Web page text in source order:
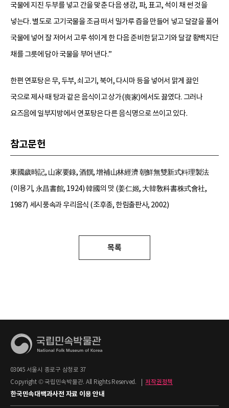
국물에 지진 두부를 넣고 간을 맞춘 다음 생강, 파, 표고, 석이 채 썬 것을
넣는다. 별도로 고기국물을 조금 떠서 밀가루 즙을 만들어 넣고 달걀을 풀어
국물에 넣어 잘 저어서 고루 섞이게 한 다음 준비한 닭고기와 달걀 황백지단
채를 그릇에 담아 국물을 부어 낸다.”
한편 연포탕은 무, 두부, 쇠고기, 북어, 다시마 등을 넣어서 맑게 끓인
국으로 제사 때 탕과 같은 음식이고 상가(喪家)에서도 끓였다. 그러나
요즈음에 일부지방에서 연포탕은 다른 음식명으로 쓰이고 있다.
참고문헌
東國歲時記, 山家要錄, 酒饌, 增補山林經濟 朝鮮無雙新式料理製法
(이용기, 永昌書館, 1924) 韓國의 맛 (姜仁姬, 大韓敎科書株式會社,
1987) 세시풍속과 우리음식 (조후종, 한림출판사, 2002)
목록
03045 서울시 종로구 삼청로 37
Copyright © 국립민속박물관. All Rights Reserved.
저작권정책
한국민속대백과사전 자료 이용 안내